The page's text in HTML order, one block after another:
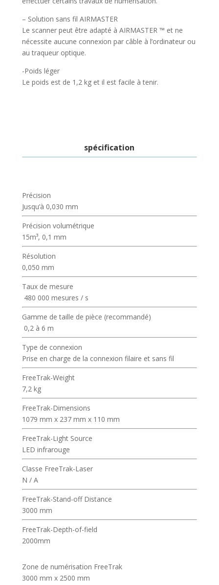
– Solution sans fil AIRMASTER
Le scanner peut être adapté à AIRMASTER ™ et ne
nécessite aucune connexion par câble à l’ordinateur ou
au traqueur optique.
-Poids léger
Le poids est de 1,2 kg et il est facile à tenir.
spécification
Précision
Jusqu’à 0,030 mm
Précision volumétrique
15m³, 0,1 mm
Résolution
0,050 mm
Taux de mesure
480 000 mesures / s
Gamme de taille de pièce (recommandé)
0,2 à 6 m
Type de connexion
Prise en charge de la connexion filaire et sans fil
FreeTrak-Weight
7,2 kg
FreeTrak-Dimensions
1079 mm x 237 mm x 110 mm
FreeTrak-Light Source
LED infrarouge
Classe FreeTrak-Laser
N / A
FreeTrak-Stand-off Distance
3000 mm
FreeTrak-Depth-of-field
2000mm
Zone de numérisation FreeTrak
3000 mm x 2500 mm